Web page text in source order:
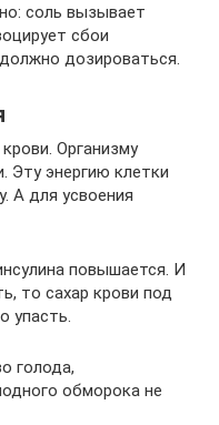
соль вызывает
сбои
дозироваться.
Организму
Эту энергию клетки
А для усвоения
повышается. И
то сахар крови под
упасть.
голода,
обморока не